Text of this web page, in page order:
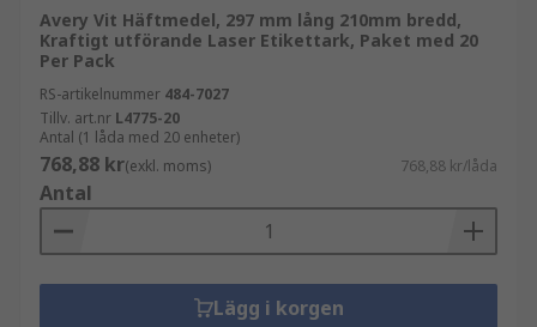
Avery Vit Häftmedel, 297 mm lång 210mm bredd,
Kraftigt utförande Laser Etikettark, Paket med 20
Per Pack
RS-artikelnummer 484-7027
Tillv. art.nr L4775-20
Antal (1 låda med 20 enheter)
768,88 kr(exkl. moms) 768,88 kr/låda
Antal
Lägg i korgen